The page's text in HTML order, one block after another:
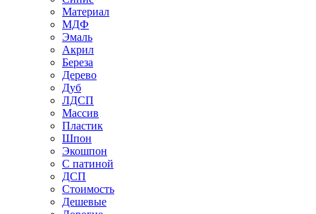
Материал
МДФ
Эмаль
Акрил
Береза
Дерево
Дуб
ЛДСП
Массив
Пластик
Шпон
Экошпон
С патиной
ДСП
Стоимость
Дешевые